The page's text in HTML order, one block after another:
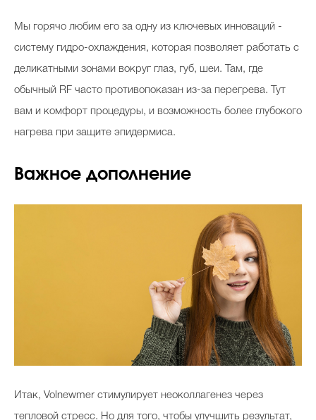
Мы горячо любим его за одну из ключевых инноваций -
систему гидро-охлаждения, которая позволяет работать с
деликатными зонами вокруг глаз, губ, шеи. Там, где
обычный RF часто противопоказан из-за перегрева. Тут
вам и комфорт процедуры, и возможность более глубокого
нагрева при защите эпидермиса.
Важное дополнение
Итак, Volnewmer стимулирует неоколлагенез через
тепловой стресс. Но для того, чтобы улучшить результат,